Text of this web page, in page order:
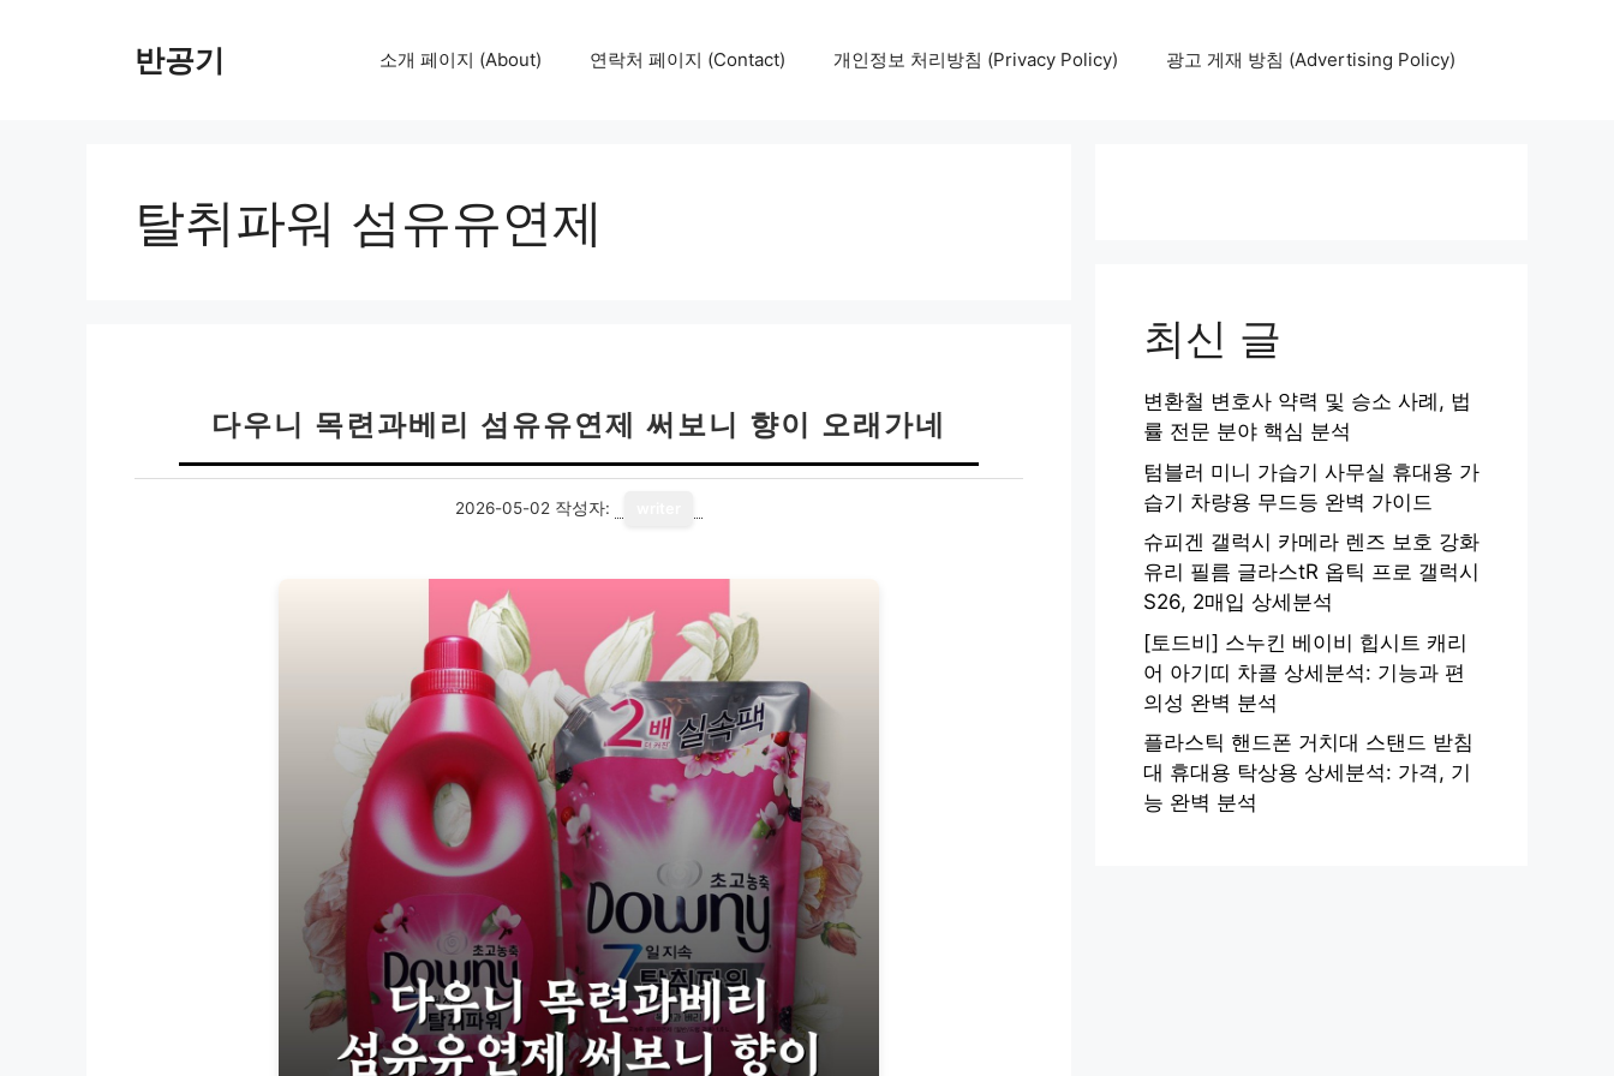
반공기 소개 페이지 (About) 연락처 페이지 (Contact) 개인정보 처리방침 (Privacy Policy) 광고 게재 방침 (Advertising Policy)
탈취파워 섬유유연제
다우니 목련과베리 섬유유연제 써보니 향이 오래가네
2026-05-02 작성자:
최신 글
변환철 변호사 약력 및 승소 사례, 법
률 전문 분야 핵심 분석
텀블러 미니 가습기 사무실 휴대용 가
습기 차량용 무드등 완벽 가이드
슈피겐 갤럭시 카메라 렌즈 보호 강화
유리 필름 글라스tR 옵틱 프로 갤럭시
S26, 2매입 상세분석
[토드비] 스누킨 베이비 힙시트 캐리
어 아기띠 차콜 상세분석: 기능과 편
의성 완벽 분석
플라스틱 핸드폰 거치대 스탠드 받침
대 휴대용 탁상용 상세분석: 가격, 기
능 완벽 분석